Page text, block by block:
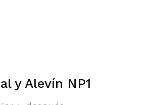
y Alevín NP1